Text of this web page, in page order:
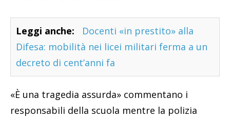
Leggi anche:
Docenti «in prestito» alla
Difesa: mobilità nei licei militari ferma a un
decreto di cent’anni fa
«È una tragedia assurda» commentano i
responsabili della scuola mentre la polizia